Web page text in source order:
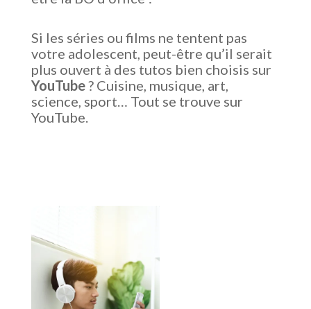
Si les séries ou films ne tentent pas
votre adolescent, peut-être qu’il serait
plus ouvert à des tutos bien choisis sur
YouTube? Cuisine, musique, art,
science, sport… Tout se trouve sur
YouTube.